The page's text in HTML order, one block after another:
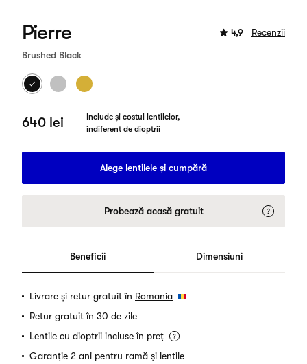
Pierre 4,9 Recenzii
Brushed Black
640 lei
Include și costul lentilelor,
indiferent de dioptrii
Alege lentilele și cumpără
Probează acasă gratuit
Beneficii Dimensiuni
Livrare și retur gratuit în Romania
Retur gratuit în 30 de zile
Lentile cu dioptrii incluse în preț
Garanție 2 ani pentru ramă și lentile